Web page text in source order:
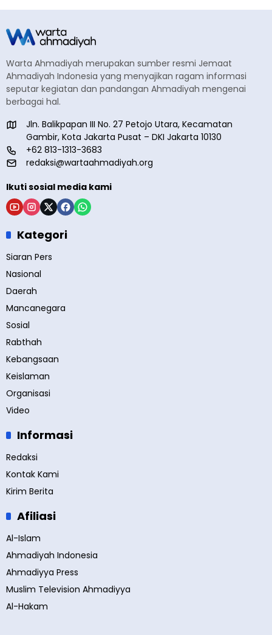
Warta Ahmadiyah merupakan sumber resmi Jemaat
Ahmadiyah Indonesia yang menyajikan ragam informasi
seputar kegiatan dan pandangan Ahmadiyah mengenai
berbagai hal.
Jln. Balikpapan III No. 27 Petojo Utara, Kecamatan
Gambir, Kota Jakarta Pusat – DKI Jakarta 10130
+62 813-1313-3683
redaksi@wartaahmadiyah.org
Ikuti sosial media kami
Kategori
Siaran Pers
Nasional
Daerah
Mancanegara
Sosial
Rabthah
Kebangsaan
Keislaman
Organisasi
Video
Informasi
Redaksi
Kontak Kami
Kirim Berita
Afiliasi
Al-Islam
Ahmadiyah Indonesia
Ahmadiyya Press
Muslim Television Ahmadiyya
Al-Hakam